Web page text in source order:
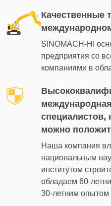
Качественные
SINOMACH-HI
предприятия со
компаниями в
специалистов,
можно
Наша компания
национальным
институтом
обладаем 60-
30-летним опытом